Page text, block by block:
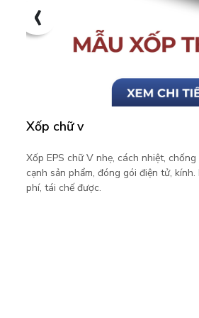
Xốp chữ u
Xốp EPS chữ U nhẹ, cách nhiệt,
cạnh sản phẩm, đóng gói điện tử,
phí, tái chế được.
‹